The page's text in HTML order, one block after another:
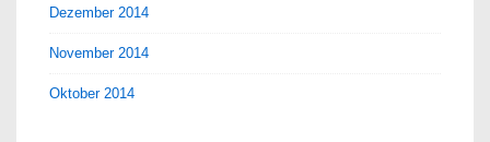
Dezember 2014
November 2014
Oktober 2014